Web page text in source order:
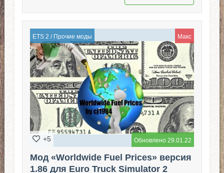
ETS 2 / Прочие моды Макс
Обновлено 29.01.22
+5
Мод «Worldwide Fuel Prices» версия
1.86 для Euro Truck Simulator 2